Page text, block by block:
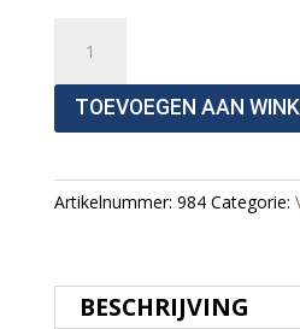
Aantal
TOEVOEGEN AAN
Artikelnummer: 984 Categorie:
BESCHRIJVING